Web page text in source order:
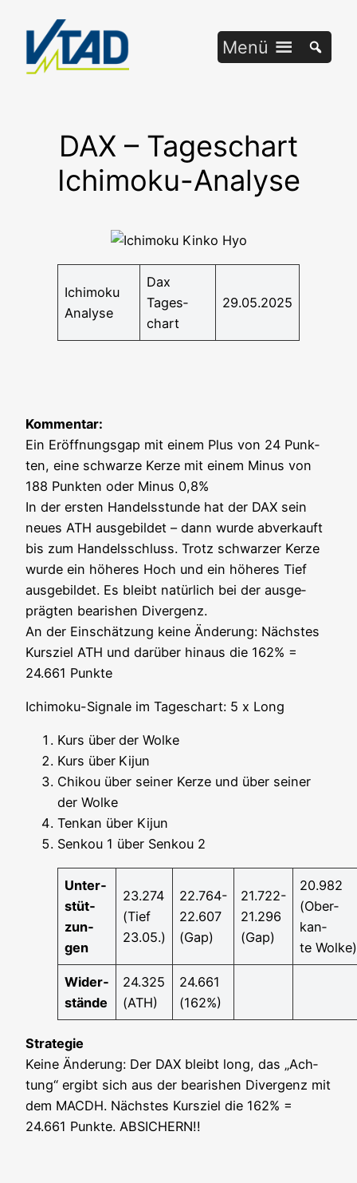
springen
Menü
DAX – Tageschart
Ichimoku-Analyse
Ichi­mo­ku
Analyse
Dax
Tages­
chart
29.05.2025
Kom­men­tar:
Ein Eröff­nungs­gap mit einem Plus von 24 Punk­
ten, eine schwar­ze Ker­ze mit einem Minus von
188 Punk­ten oder Minus 0,8%
In der ers­ten Han­dels­stun­de hat der DAX sein
neu­es ATH aus­ge­bil­det – dann wur­de abver­kauft
bis zum Han­dels­schluss. Trotz schwar­zer Ker­ze
wur­de ein höhe­res Hoch und ein höhe­res Tief
aus­ge­bil­det. Es bleibt natür­lich bei der aus­ge­
präg­ten bea­ris­hen Diver­genz.
An der Ein­schät­zung kei­ne Ände­rung: Nächs­tes
Kurs­ziel ATH und dar­über hin­aus die 162% =
24.661 Punkte
Ichi­mo­ku-Signa­le im Tages­chart: 5 x Long
Kurs über der Wol­ke
Kurs über Kijun
Chi­kou über sei­ner Ker­ze und über sei­ner
der Wolke
Ten­kan über Kijun
Sen­kou 1 über Sen­kou 2
Unter­
stüt­
zun­
gen
23.274
(Tief
23.05.)
22.764-
22.607
(Gap)
21.722-
21.296
(Gap)
20.982
(Ober­
kan­
te Wolke)
Wider­
stän­de
24.325
(ATH)
24.661
(162%)
Stra­te­gie
Kei­ne Ände­rung: Der DAX bleibt long, das „Ach­
tung“ ergibt sich aus der bea­ris­hen Diver­genz mit
dem MACDH. Nächs­tes Kurs­ziel die 162% =
24.661 Punk­te. ABSICHERN!!